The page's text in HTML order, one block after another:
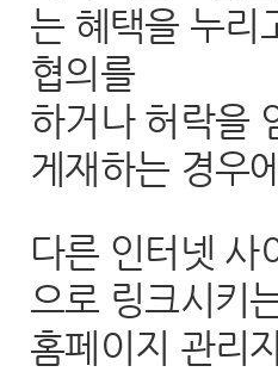
는 혜택을 누리
협의를
하거나 허락을
게재하는 경우
다른 인터넷 사
으로 링크시키
홈페이지 관리